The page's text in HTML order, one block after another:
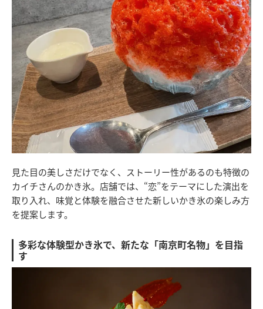
見た目の美しさだけでなく、ストーリー性があるのも特徴の
カイチさんのかき氷。店舗では、“恋”をテーマにした演出を
取り入れ、味覚と体験を融合させた新しいかき氷の楽しみ方
を提案します。
多彩な体験型かき氷で、新たな「南京町名物」を目指
す